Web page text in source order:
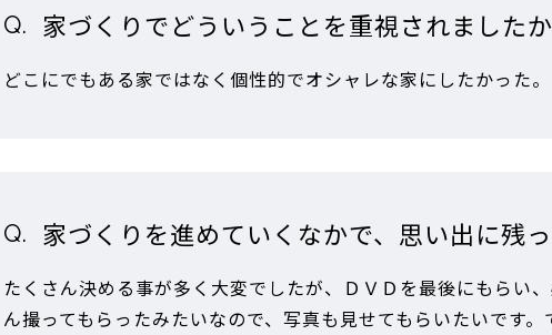
家づくりでどういうことを重視されました
どこにでもある家ではなく個性的でオシャレな家にしたかった。
家づくりを進めていくなかで、思い出に残
たくさん決める事が多く大変でしたが、ＤＶＤを最後にもらい
ん撮ってもらったみたいなので、写真も見せてもらいたいです